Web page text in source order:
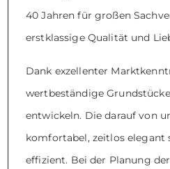
40 Jahren für großen
erstklassige Qualität und
Dank exzellenter
wertbeständige
entwickeln. Die darauf von
komfortabel, zeitlos elegant
effizient. Bei der Planung